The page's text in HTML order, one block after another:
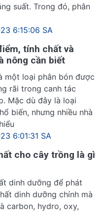
suất. Trong đó, phân
6:15:06 SA
tính chất và
nông cần biết
một loại phân bón được
rãi trong canh tác
Mặc dù đây là loại
biến, nhưng nhiều nhà
6:01:31 SA
cho cây trồng là gì
dinh dưỡng để phát
dinh dưỡng chính mà
carbon, hydro, oxy,